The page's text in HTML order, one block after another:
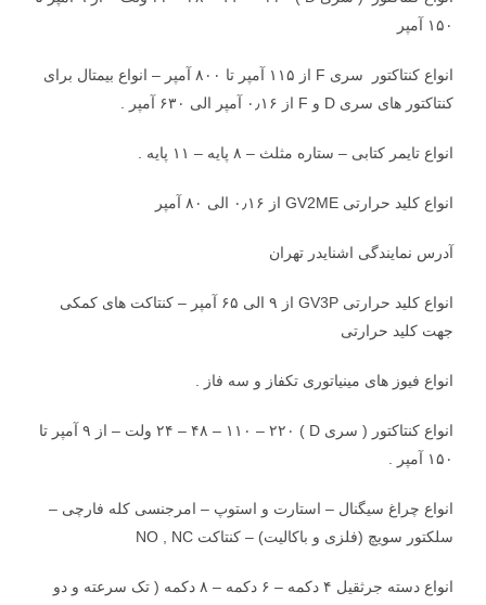
۱۵۰ آمپر
انواع کنتاکتور سری F از ۱۱۵ آمپر تا ۸۰۰ آمپر – انواع بیمتال برای
کنتاکتور های سری D و F از ۰٫۱۶ آمپر الی ۶۳۰ آمپر .
انواع تایمر کتابی – ستاره مثلث – ۸ پایه – ۱۱ پایه .
انواع کلید حرارتی GV2ME از ۰٫۱۶ الی ۸۰ آمپر
آدرس نمایندگی اشنایدر تهران
انواع کلید حرارتی GV3P از ۹ الی ۶۵ آمپر – کنتاکت های کمکی
جهت کلید حرارتی
انواع فیوز های مینیاتوری تکفاز و سه فاز .
انواع کنتاکتور ( سری D ) ۲۴ – ۴۸ – ۱۱۰ – ۲۲۰ ولت – از ۹ آمپر تا
۱۵۰ آمپر .
انواع چراغ سیگنال – استارت و استوپ – امرجنسی کله فارچی –
سلکتور سویچ (فلزی و باکالیت) – کنتاکت NO , NC
انواع دسته جرثقیل ۴ دکمه – ۶ دکمه – ۸ دکمه ( تک سرعته و دو